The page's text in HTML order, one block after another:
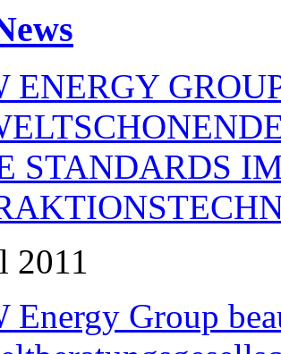
ENERGY
STANDARDS
2011
Energy Group